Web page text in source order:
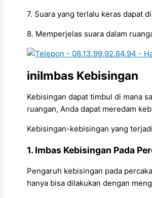
7. Suara yang terlalu keras dapat
8. Memperjelas suara dalam
iniImbas Kebisingan
Kebisingan dapat timbul di mana
ruangan, Anda dapat meredam
Kebisingan-kebisingan yang
1. Imbas Kebisingan Pada
Pengaruh kebisingan pada
hanya bisa dilakukan dengan